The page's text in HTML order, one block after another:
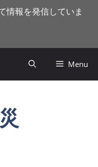
情報を発信していま
Menu